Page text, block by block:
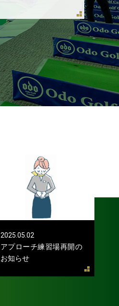
2025.05.02
アプローチ練習場再開の
お知らせ